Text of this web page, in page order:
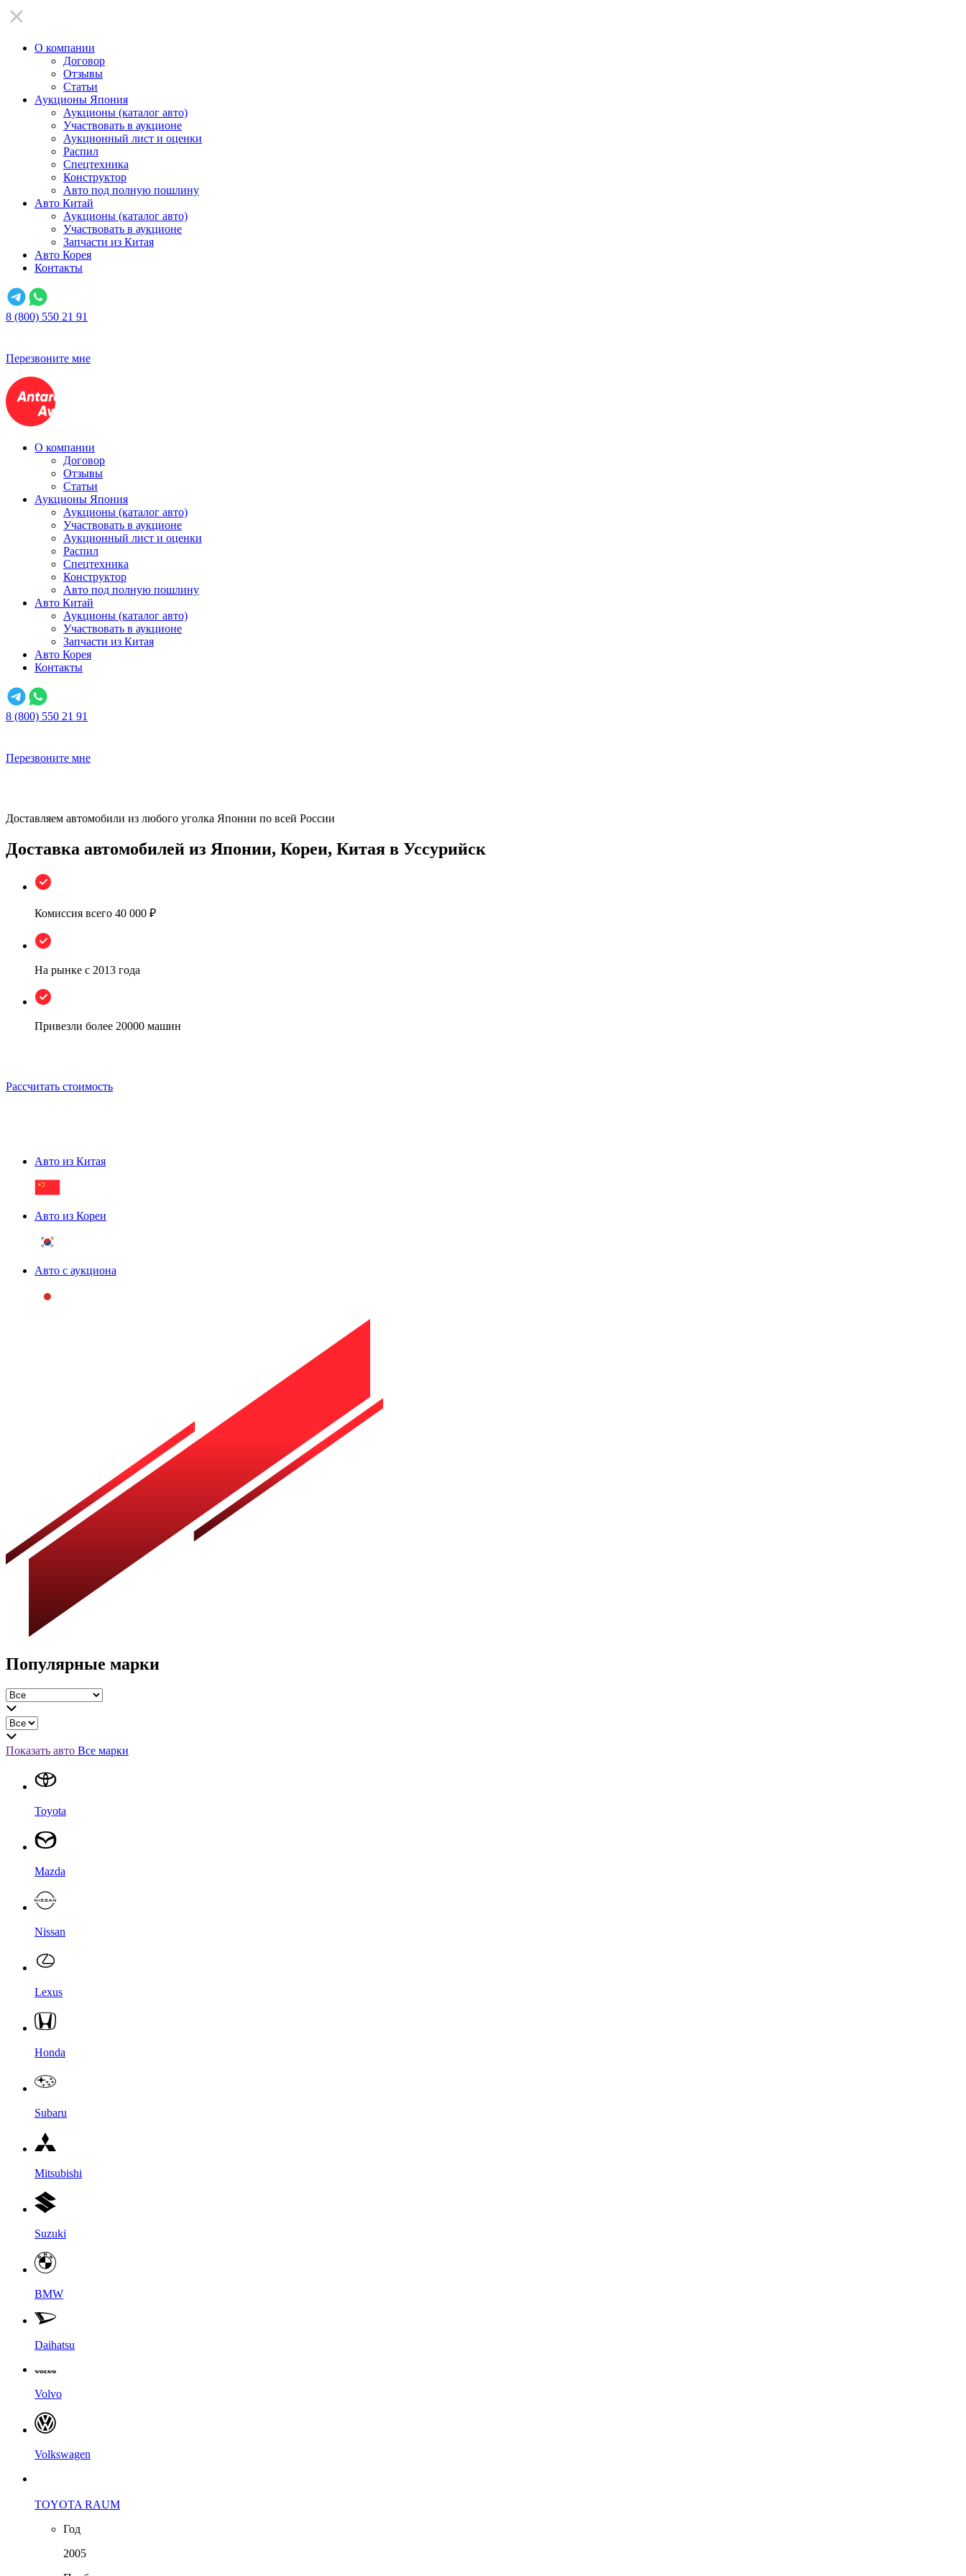
О компании
Договор
Отзывы
Статьи
Аукционы Япония
Аукционы (каталог авто)
Участвовать в аукционе
Аукционный лист и оценки
Распил
Спецтехника
Конструктор
Авто под полную пошлину
Авто Китай
Аукционы (каталог авто)
Участвовать в аукционе
Запчасти из Китая
Авто Корея
Контакты
8 (800) 550 21 91
Перезвоните мне
О компании
Договор
Отзывы
Статьи
Аукционы Япония
Аукционы (каталог авто)
Участвовать в аукционе
Аукционный лист и оценки
Распил
Спецтехника
Конструктор
Авто под полную пошлину
Авто Китай
Аукционы (каталог авто)
Участвовать в аукционе
Запчасти из Китая
Авто Корея
Контакты
8 (800) 550 21 91
Перезвоните мне
Доставляем автомобили из любого уголка Японии по всей России
Доставка автомобилей из Японии, Кореи, Китая в Уссурийск
Комиссия всего 40 000 ₽
На рынке с 2013 года
Привезли более 20000 машин
Рассчитать стоимость
Авто из Китая
Авто из Кореи
Авто с аукциона
Популярные марки
Показать авто Все марки
Toyota
Mazda
Nissan
Lexus
Honda
Subaru
Mitsubishi
Suzuki
BMW
Daihatsu
Volvo
Volkswagen
TOYOTA RAUM
Год
2005